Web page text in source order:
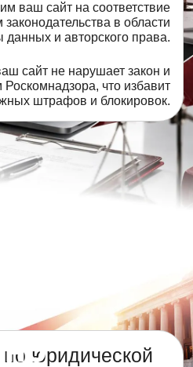
ваш сайт на соответствие
в области
данных и авторского права.
сайт не нарушает закон и
Роскомнадзора, что избавит
штрафов и блокировок.
юридической